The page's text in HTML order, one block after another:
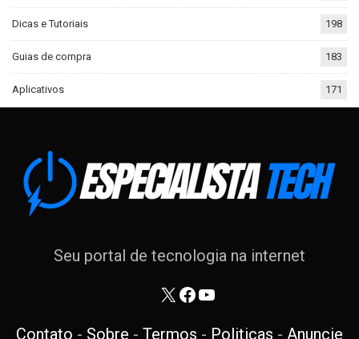
Dicas e Tutoriais 198
Guias de compra 183
Aplicativos 171
Seu portal de tecnologia na internet
X Facebook
Youtube
Contato - Sobre - Termos - Politicas - Anuncie